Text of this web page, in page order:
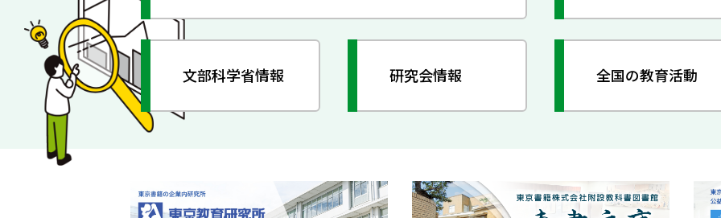
文部科学省情報 研究会情報 全国の教育活動